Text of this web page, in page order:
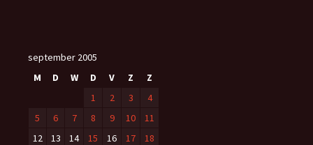
september 2005
M
D W D V Z Z
1 2 3
4
5
6 7 8 9 10
11
12
13 14 15 16 17
18